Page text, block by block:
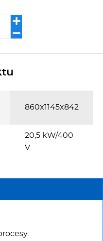
860x1145x842
20,5 kW/400
V